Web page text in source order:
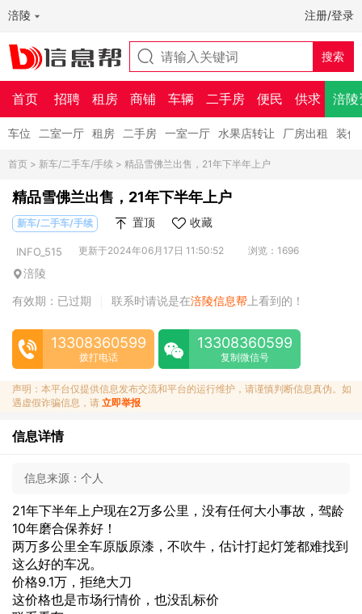
涪陵 注册/登录
首页 招聘 租房 商铺 车辆 二手房 便民 供求 涪陵
车位 二室一厅 租房 二手房 一室一厅 水果店转让 厂房出租 装修
首页 > 新车/二手车/手续 > 精品雪佛兰出售，21年下半年上户
精品雪佛兰出售，21年下半年上户
新车/二手车/手续 置顶 收藏
INFO_515 更新于2024年06月17日 11:50:52 浏览：1696
涪陵
有效期：已过期
联系时请说是在涪陵信息帮 上看到的！
13308360599
拨打电话
13308360599
复制微信号
声明：本平台仅提供信息发布交流和平台的运行维护，请谨慎判断信息真伪。如
遇虚假诈骗信息，请 立即举报
信息详情
信息来源： 个人
21年下半年上户现在2万多公里，没有任何大小事故，驾龄
10年磨合保养好！
两万多公里全车原版原漆，不吹牛，估计打起灯笼都难找到
这么好的车况。
价格9.1万，拒绝大刀
这价格也是市场行情价，也没乱标价